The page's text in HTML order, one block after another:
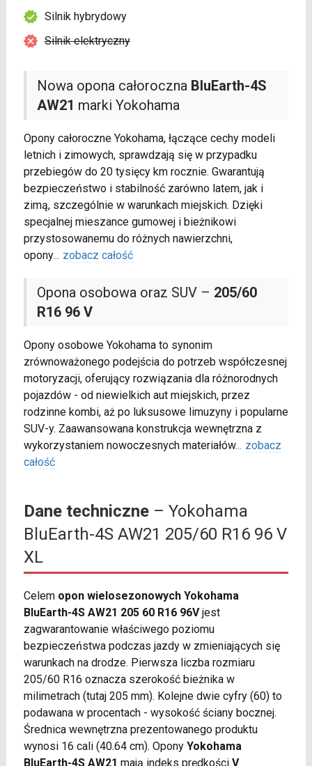
Nowa opona całoroczna BluEarth-4S
AW21 marki Yokohama
Opony całoroczne Yokohama, łączące cechy modeli
letnich i zimowych, sprawdzają się w przypadku
przebiegów do 20 tysięcy km rocznie. Gwarantują
bezpieczeństwo i stabilność zarówno latem, jak i
zimą, szczególnie w warunkach miejskich. Dzięki
specjalnej mieszance gumowej i bieżnikowi
przystosowanemu do różnych nawierzchni,
opony... zobacz całość
Opona osobowa oraz SUV – 205/60
R16 96 V
Opony osobowe Yokohama to synonim
zrównoważonego podejścia do potrzeb współczesnej
motoryzacji, oferujący rozwiązania dla różnorodnych
pojazdów - od niewielkich aut miejskich, przez
rodzinne kombi, aż po luksusowe limuzyny i popularne
SUV-y. Zaawansowana konstrukcja wewnętrzna z
wykorzystaniem nowoczesnych materiałów... zobacz
całość
Silnik hybrydowy
Silnik elektryczny
Dane techniczne– Yokohama
BluEarth-4S AW21 205/60 R16 96 V
XL
Celem opon wielosezonowych Yokohama
BluEarth-4S AW21 205 60 R16 96Vjest
zagwarantowanie właściwego poziomu
bezpieczeństwa podczas jazdy w zmieniających się
warunkach na drodze. Pierwsza liczba rozmiaru
205/60 R16 oznacza szerokość bieżnika w
milimetrach (tutaj 205 mm). Kolejne dwie cyfry (60) to
podawana w procentach - wysokość ściany bocznej.
Średnica wewnętrzna prezentowanego produktu
wynosi 16 cali (40.64 cm). Opony Yokohama
BluEarth-4S AW21 mają indeks prędkości V